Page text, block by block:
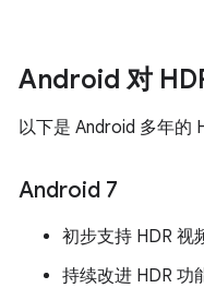
Android 对
以下是 Android 多年的
Android 7
初步支持 HDR 视
持续改进 HDR 功